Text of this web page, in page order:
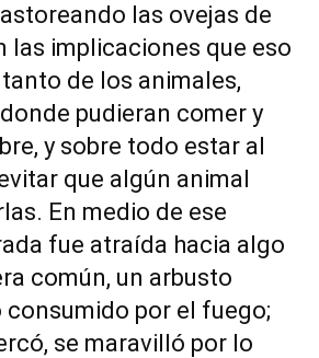
las ovejas de
las implicaciones que eso
de los animales,
pudieran comer y
y sobre todo estar al
que algún animal
En medio de ese
fue atraída hacia algo
común, un arbusto
consumido por el fuego;
se maravilló por lo